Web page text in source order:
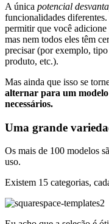
A única potencial
funcionalidades diferentes.
permitir que você
mas nem todos eles têm
precisar (por exemplo,
produto, etc.).
Mas ainda que isso se
alternar para um
necessários.
Uma grande
Os mais de 100 modelos
uso.
Existem 15 categorias,